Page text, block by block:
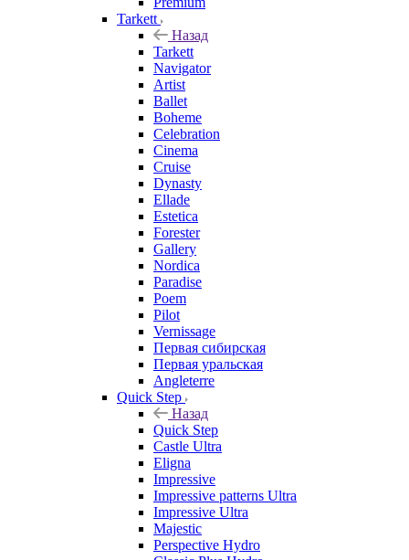
Tarkett
Назад
Tarkett
Navigator
Artist
Ballet
Boheme
Celebration
Cinema
Cruise
Dynasty
Ellade
Estetica
Forester
Gallery
Nordica
Paradise
Poem
Pilot
Vernissage
Первая сибирская
Первая уральская
Angleterre
Quick Step
Назад
Quick Step
Castle Ultra
Eligna
Impressive
Impressive patterns Ultra
Impressive Ultra
Majestic
Perspective Hydro